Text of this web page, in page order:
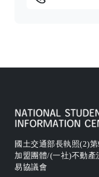
國土交通部長執照(2)
加盟團體/(一社)不動
易協議會